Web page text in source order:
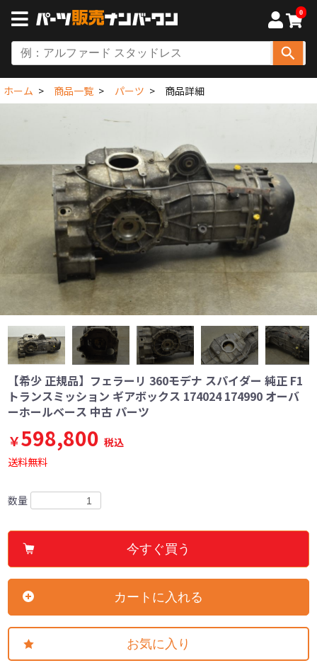
0
ホーム 商品一覧 パーツ 商品詳細
【希少 正規品】フェラーリ 360モデナ スパイダー 純正 F1
トランスミッション ギアボックス 174024 174990 オーバ
ーホールベース 中古 パーツ
￥598,800 税込
送料無料
数量
今すぐ買う
カートに入れる
お気に入り